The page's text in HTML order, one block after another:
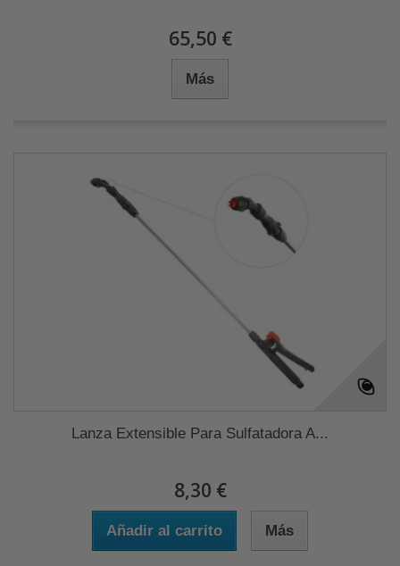
65,50 €
Más
Lanza Extensible Para Sulfatadora A...
8,30 €
Añadir al carrito Más